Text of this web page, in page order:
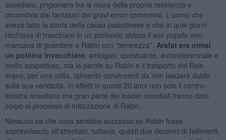
assediato, prigioniero tra le mura della propria residenza e
circondato dai fantasmi dei gravi errori commessi. L'uomo che
aveva fatto la storia della causa palestinese e che in quei giorni
rischiava di trascinare in un profondo abisso il suo popolo non
mancava di guardare a Rabin con “tenerezza”. Arafat era ormai
un politico invecchiato , ambiguo, questuante, autoreferenziale e
molto sospettoso, ma le parole su Rabin e il trasporto del Rais
erano, per una volta, talmente convincenti da non lasciare dubbi
sulla sua veridicità. In effetti in questi 20 anni non solo il centro-
sinistra israeliano ma gran parte dei leader mondiali hanno dato
corpo al processo di mitizzazione di Rabin.
Nessuno sa che cosa sarebbe successo se Rabin fosse
sopravvissuto all'attentato, tuttavia, questi due decenni di fallimenti,